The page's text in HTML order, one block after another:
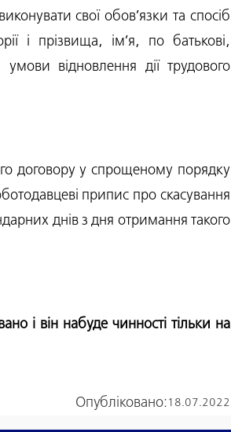
свої обов’язки та спосіб
і прізвища, ім’я, по батькові,
умови відновлення дії трудового
договору у спрощеному порядку
припис про скасування
днів з дня отримання такого
і він набуде чинності тільки на
Опубліковано: 18.07.2022